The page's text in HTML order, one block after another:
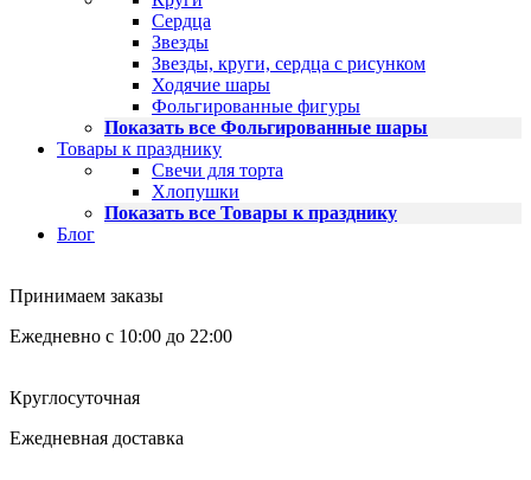
Сердца
Звезды
Звезды, круги, сердца с рисунком
Ходячие шары
Фольгированные фигуры
Показать все Фольгированные шары
Товары к празднику
Свечи для торта
Хлопушки
Показать все Товары к празднику
Блог
Принимаем заказы
Ежедневно с 10:00 до 22:00
Круглосуточная
Ежедневная доставка